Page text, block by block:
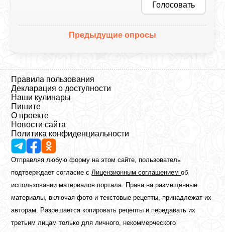
Голосовать
Предыдущие опросы
Правила пользования
Декларация о доступности
Наши кулинары
Пишите
О проекте
Новости сайта
Политика конфиденциальности
Отправляя любую форму на этом сайте, пользователь
подтверждает согласие сЛицензионным соглашениемоб
использовании материалов портала. Права на размещённые
материалы, включая фото и текстовые рецепты, принадлежат их
авторам. Разрешается копировать рецепты и передавать их
третьим лицам только для личного, некоммерческого